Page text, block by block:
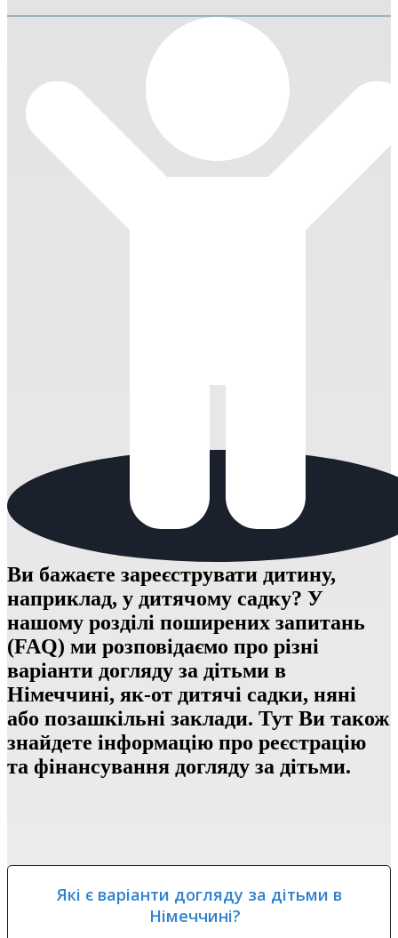
Ви бажаєте зареєструвати дитину,
наприклад, у дитячому садку? У
нашому розділі поширених запитань
(FAQ) ми розповідаємо про різні
варіанти догляду за дітьми в
Німеччині, як-от дитячі садки, няні
або позашкільні заклади. Тут Ви також
знайдете інформацію про реєстрацію
та фінансування догляду за дітьми.
Які є варіанти догляду за дітьми в
Німеччині?